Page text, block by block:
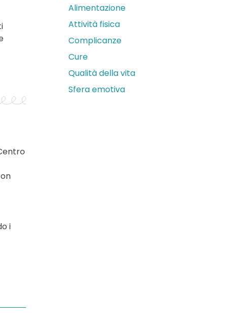
i
Alimentazione
Attività fisica
Complicanze
Cure
Qualità della vita
Sfera emotiva